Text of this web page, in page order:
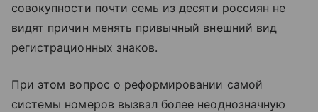
совокупности почти семь из десяти россиян не
видят причин менять привычный внешний вид
регистрационных знаков.
При этом вопрос о реформировании самой
системы номеров вызвал более неоднозначную